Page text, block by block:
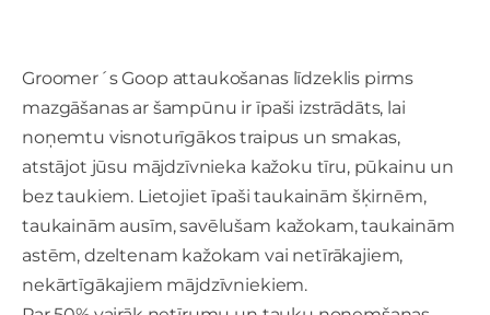
Groomer´s Goop attaukošanas līdzeklis pirms
mazgāšanas ar šampūnu ir īpaši izstrādāts, lai
noņemtu visnoturīgākos traipus un smakas,
atstājot jūsu mājdzīvnieka kažoku tīru, pūkainu un
bez taukiem. Lietojiet īpaši taukainām šķirnēm,
taukainām ausīm, savēlušam kažokam, taukainām
astēm, dzeltenam kažokam vai netīrākajiem,
nekārtīgākajiem mājdzīvniekiem.